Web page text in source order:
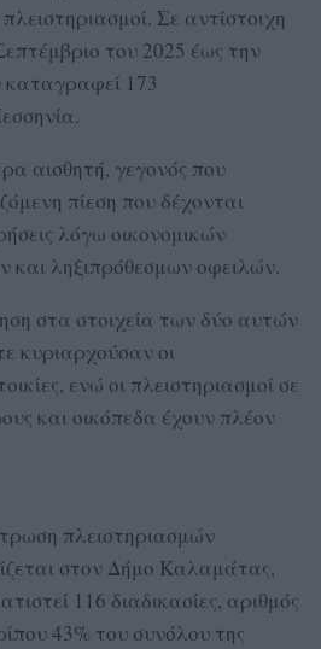
Σε αντίστοιχη
του 2025 έως την
καταγραφεί 173
αισθητή, γεγονός που
πίεση που δέχονται
λόγω οικονομικών
και ληξιπρόθεσμων οφειλών.
στα στοιχεία των δύο αυτών
κυριαρχούσαν οι
ενώ οι πλειστηριασμοί σε
και οικόπεδα έχουν πλέον
πλειστηριασμών
στον Δήμο Καλαμάτας,
116 διαδικασίες, αριθμός
43% του συνόλου της